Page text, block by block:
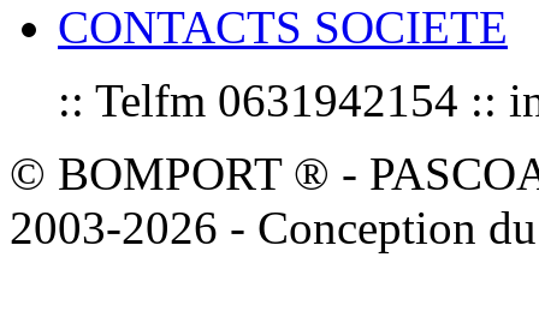
CONTACTS SOCIETE
:: Telfm 0631942154 ::
© BOMPORT ® -
2003-2026 - Conception